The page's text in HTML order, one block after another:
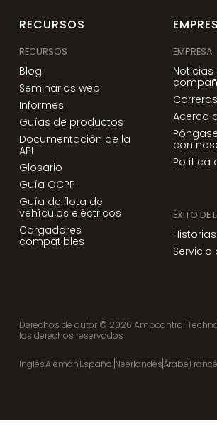
RECURSOS
RECURSOS
Blog
Seminarios web
Informes
Guías de productos
Documentación de la
API
Glosario
Guía OCPP
Guía de flota de
vehículos eléctricos
Cargadores
compatibles
EMPRESA
Noticias
Carreras
Acerca
con
Política
ÉXITO DE
Derechos de autor © 2026 Ampcontrol
los derechos reservados
InglésAlemánEspañolNeerlandésÁrabe